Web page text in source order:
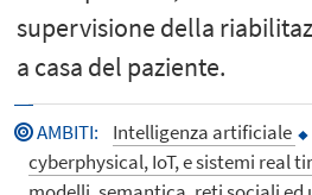
supervisione della
a casa del paziente.
AMBITI: Intelligenza artificiale
cyberphysical, IoT, e sistemi real